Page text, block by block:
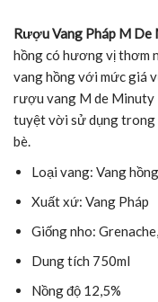
Rượu Vang Pháp M De
hồng có hương vị thơm
vang hồng với mức giá
rượu vang M de Minuty
tuyệt vời sử dụng trong
bè.
Loại vang: Vang hồng
Xuất xứ: Vang Pháp
Giống nho:
Dung tích 750ml
Nồng độ 12,5%